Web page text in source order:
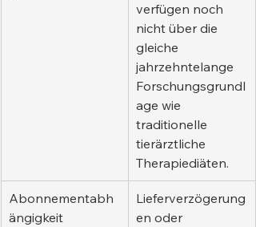
verfügen noch
nicht über die
gleiche
jahrzehntelange
Forschungsgrundl
age wie
traditionelle
tierärztliche
Therapiediäten.
Abonnementabh
ängigkeit
Lieferverzögerung
en oder